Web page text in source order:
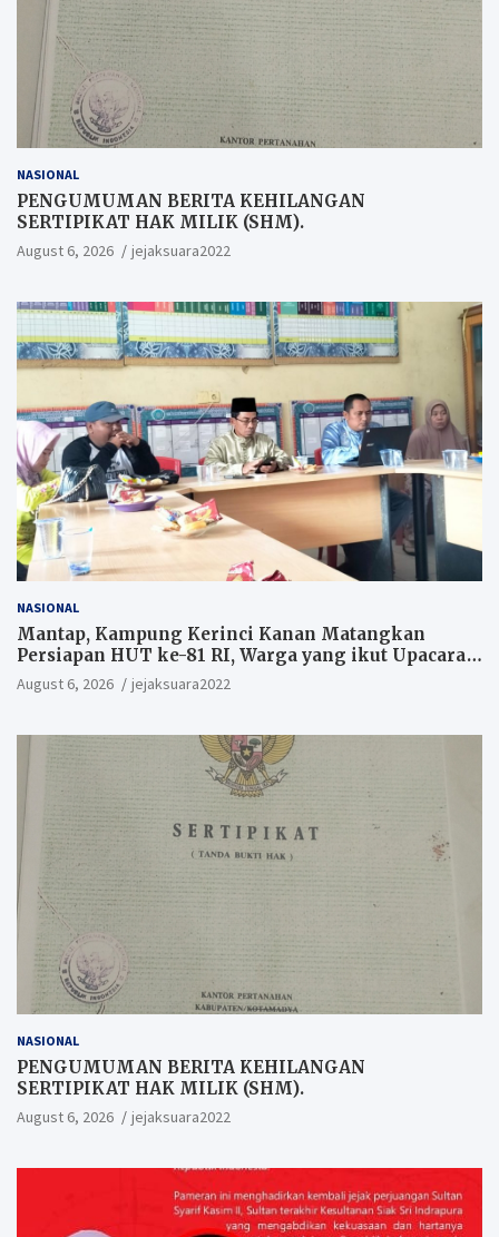
NASIONAL
PENGUMUMAN BERITA KEHILANGAN
SERTIPIKAT HAK MILIK (SHM).
August 6, 2026 jejaksuara2022
NASIONAL
Mantap, Kampung Kerinci Kanan Matangkan
Persiapan HUT ke-81 RI, Warga yang ikut Upacara
Berkesempatan Raih Hadiah
August 6, 2026 jejaksuara2022
NASIONAL
PENGUMUMAN BERITA KEHILANGAN
SERTIPIKAT HAK MILIK (SHM).
August 6, 2026 jejaksuara2022